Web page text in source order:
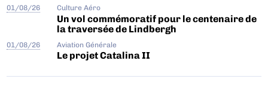
01/08/26 Culture Aéro
Un vol commémoratif pour le centenaire de
la traversée de Lindbergh
01/08/26 Aviation Générale
Le projet Catalina II